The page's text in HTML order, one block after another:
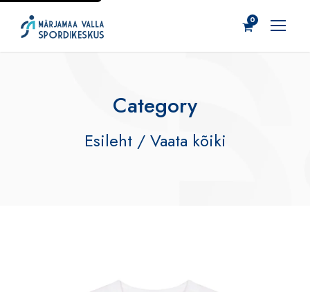
0
Category
Esileht/ Vaata kõiki